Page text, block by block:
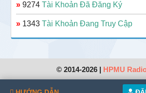
» 9274Tài Khoản Đã Đăng Ký
» 1343Tài Khoản Đang Truy Cập
© 2014-2026 | HPMU